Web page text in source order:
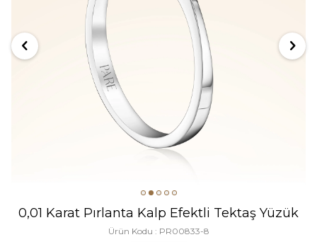
0,01 Karat Pırlanta Kalp Efektli Tektaş Yüzük
Ürün Kodu : PR00833-8